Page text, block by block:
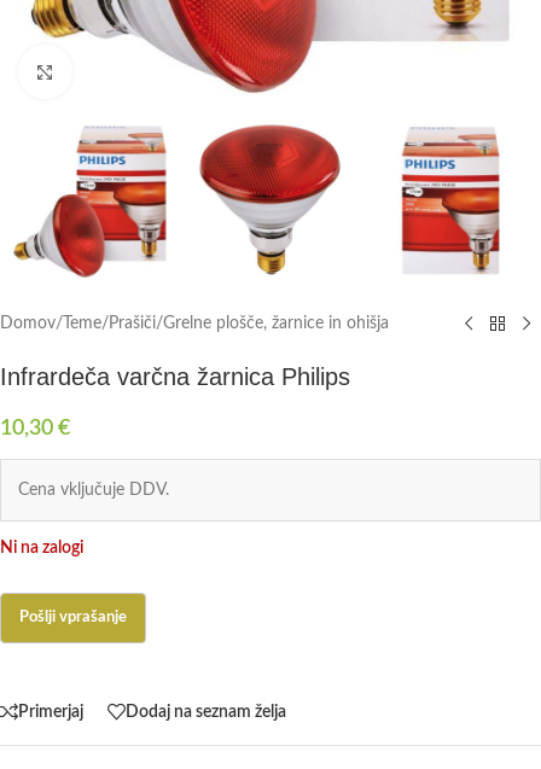
Domov/ Teme/ Prašiči/Grelne plošče, žarnice in ohišja
Infrardeča varčna žarnica Philips
10,30 €
Cena vključuje DDV.
Ni na zalogi
Primerjaj Dodaj na seznam želja